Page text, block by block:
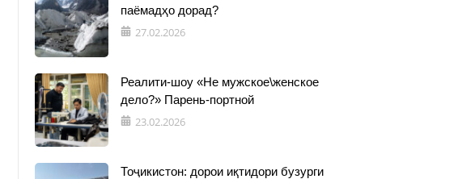
паёмадҳо дорад?
27.02.2026
Реалити-шоу «Не мужское\женское
дело?» Парень-портной
23.02.2026
Тоҷикистон: дорои иқтидори бузурги